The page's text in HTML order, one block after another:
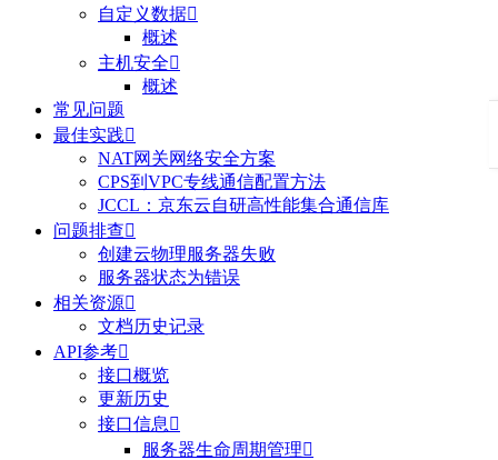
自定义数据
概述
主机安全
概述
常见问题
最佳实践
NAT网关网络安全方案
CPS到VPC专线通信配置方法
JCCL：京东云自研高性能集合通信库
问题排查
创建云物理服务器失败
服务器状态为错误
相关资源
文档历史记录
API参考
接口概览
更新历史
接口信息 
服务器生命周期管理